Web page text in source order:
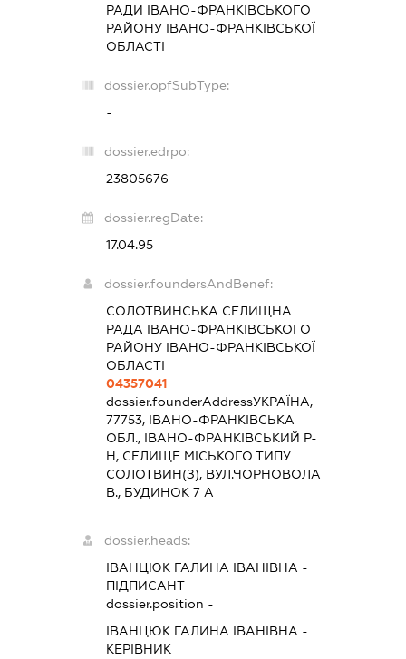
РАДИ ІВАНО-ФРАНКІВСЬКОГО
РАЙОНУ ІВАНО-ФРАНКІВСЬКОЇ
ОБЛАСТІ
dossier.opfSubType:
-
dossier.edrpo:
23805676
dossier.regDate:
17.04.95
dossier.foundersAndBenef:
СОЛОТВИНСЬКА СЕЛИЩНА
РАДА ІВАНО-ФРАНКІВСЬКОГО
РАЙОНУ ІВАНО-ФРАНКІВСЬКОЇ
ОБЛАСТІ
04357041
dossier.founderAddressУКРАЇНА,
77753, ІВАНО-ФРАНКІВСЬКА
ОБЛ., ІВАНО-ФРАНКІВСЬКИЙ Р-
Н, СЕЛИЩЕ МІСЬКОГО ТИПУ
СОЛОТВИН(З), ВУЛ.ЧОРНОВОЛА
В., БУДИНОК 7 А
dossier.heads:
ІВАНЦЮК ГАЛИНА ІВАНІВНА -
ПІДПИСАНТ
dossier.position -
ІВАНЦЮК ГАЛИНА ІВАНІВНА -
КЕРІВНИК